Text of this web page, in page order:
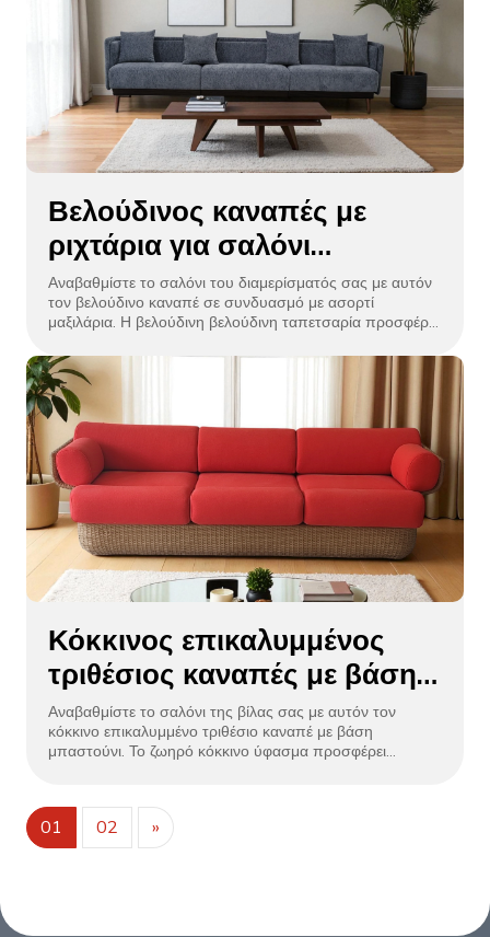
σχεδιασμό, ιδανικό για χαλάρωση στην αστική ζωή.
Βελούδινος καναπές με
ριχτάρια για σαλόνι
διαμερίσματος
Αναβαθμίστε το σαλόνι του διαμερίσματός σας με αυτόν
τον βελούδινο καναπέ σε συνδυασμό με ασορτί
μαξιλάρια. Η βελούδινη βελούδινη ταπετσαρία προσφέρει
στυλ. Ο μοντέρνος σχεδιασμός του, με στιβαρό πλαίσιο
και κομψές γραμμές, ταιριάζει σε συμπαγείς χώρους.
Ιδανικό για χαλάρωση ή διασκέδαση, συνδυάζεται άψογα
με τη σύγχρονη διακόσμηση, φέρνοντας κομψότητα και
λειτουργικότητα στο σπίτι σας.
Κόκκινος επικαλυμμένος
τριθέσιος καναπές με βάση
μπαστούνι για Villa Lounge
Αναβαθμίστε το σαλόνι της βίλας σας με αυτόν τον
κόκκινο επικαλυμμένο τριθέσιο καναπέ με βάση
μπαστούνι. Το ζωηρό κόκκινο ύφασμα προσφέρει
ημιυπαίθριους χώρους βίλας, συνδυάζει το μοντέρνο
στυλ με την ανθεκτική δεξιοτεχνία. Ιδανικό για χαλάρωση
ή φιλοξενία, φέρνει μια τολμηρή, φιλόξενη πινελιά στην
01 02 »